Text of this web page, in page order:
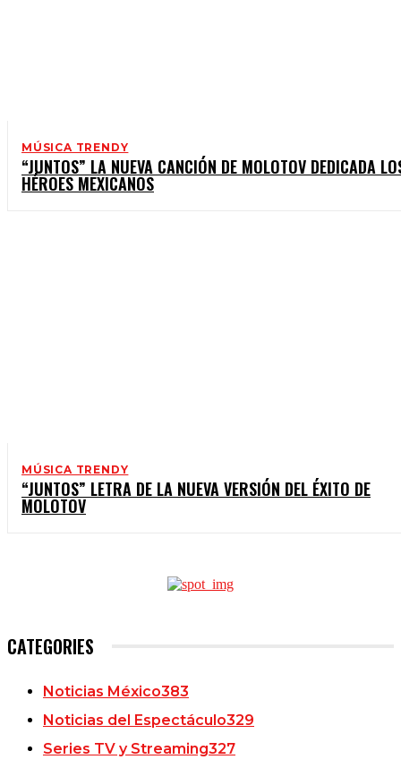
MÚSICA TRENDY
“JUNTOS” LA NUEVA CANCIÓN DE MOLOTOV DEDICADA
HÉROES MEXICANOS
MÚSICA TRENDY
“JUNTOS” LETRA DE LA NUEVA VERSIÓN DEL ÉXITO DE
MOLOTOV
CATEGORIES
Noticias México383
Noticias del Espectáculo329
Series TV y Streaming327